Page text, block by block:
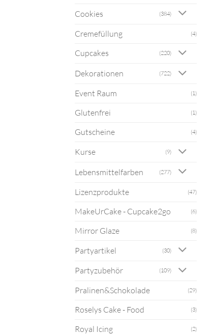
Cookies (384)
Cremefüllung (4)
Cupcakes (220)
Dekorationen (722)
Event Raum (1)
Glutenfrei (1)
Gutscheine (4)
Kurse (9)
Lebensmittelfarben (277)
Lizenzprodukte (47)
MakeUrCake - Cupcake2go (6)
Mirror Glaze (8)
Partyartikel (30)
Partyzubehör (109)
Pralinen&Schokolade (29)
Roselys Cake - Food (3)
Royal Icing (2)